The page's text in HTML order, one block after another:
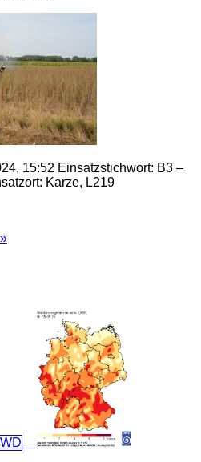
15:52 Einsatzstichwort: B3 –
Karze, L219